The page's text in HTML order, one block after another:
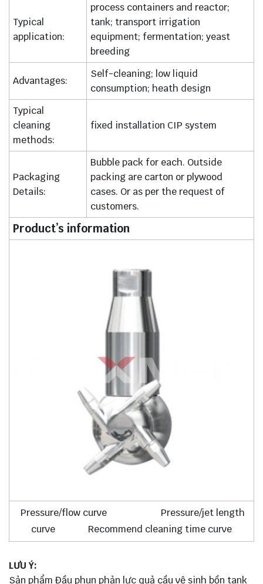
Typical
application:
process containers and reactor;
tank; transport irrigation
equipment; fermentation; yeast
breeding
Advantages:
Self-cleaning; low liquid
consumption; heath design
Typical
cleaning
methods:
fixed installation CIP system
Packaging
Details:
Bubble pack for each. Outside
packing are carton or plywood
cases. Or as per the request of
customers.
Product’s information
Pressure/flow curve Pressure/jet length
curve Recommend cleaning time curve
LƯU Ý:
Sản phẩm Đầu phun phản lực quả cầu vệ sinh bồn tank